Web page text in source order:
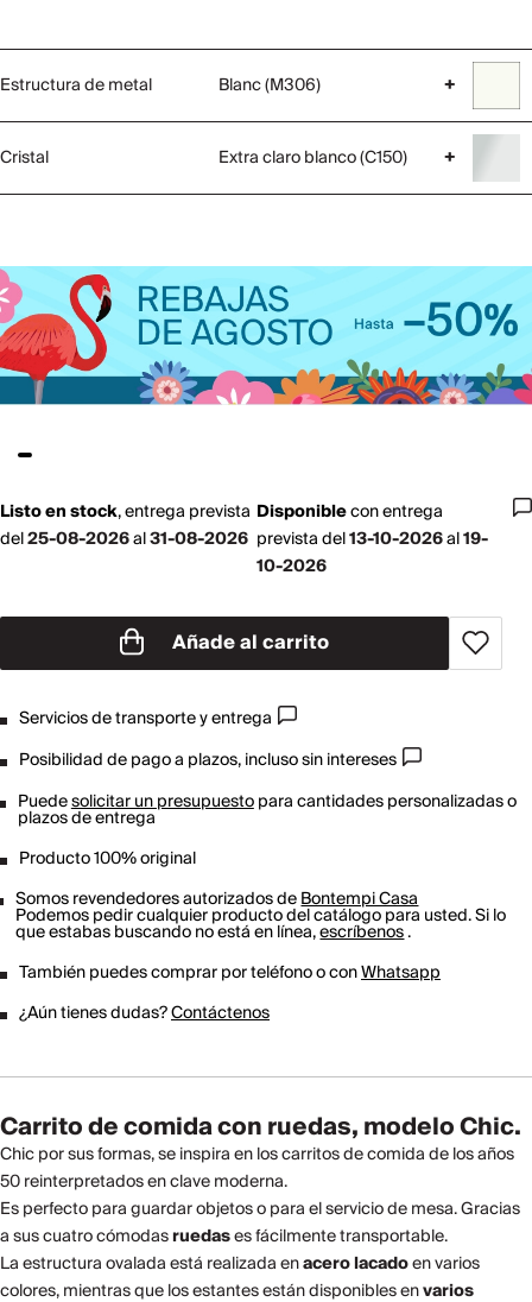
Estructura de metal Blanc (M306) +
Cristal Extra claro blanco (C150) +
Listo en stock,entrega prevista
del25-08-2026al31-08-2026
Disponibleconentrega
prevista del13-10-2026al19-
10-2026
Añade al carrito
Servicios de transporte y entrega
Posibilidad de pago a plazos, incluso sin intereses
Puedesolicitar un presupuestopara cantidades personalizadas o
plazos de entrega
Producto 100% original
Somos revendedores autorizados deBontempi Casa
Podemos pedir cualquier producto del catálogo para usted. Si lo
que estabas buscando no está en línea,escríbenos.
También puedes comprar por teléfono o conWhatsapp
¿Aún tienes dudas?Contáctenos
Carrito de comida con ruedas, modelo Chic.
Chic por sus formas, se inspira en los carritos de comida de los años
50 reinterpretados en clave moderna.
Es perfecto para guardar objetos o para el servicio de mesa. Gracias
a sus cuatro cómodasruedases fácilmente transportable.
La estructura ovalada está realizada enacero lacadoen varios
colores, mientras que los estantes están disponibles envarios